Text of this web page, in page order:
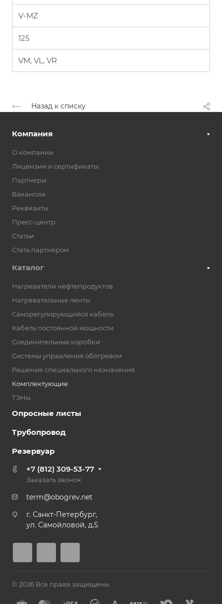
V-MZ
125
VM, VL, VR
Назад к списку
Компания
О компании
Лицензии и сертификаты
Партнеры
Вакансии
Реквизиты
Пресс-центр
Статьи
Стать партнером
Каталог
Нагреватели нефтепродуктов
Нагревательные ленты
Саморегулирующийся кабель
Кабель постоянной мощности
Соединительные коробки
Системы управления обогревом
Решения специального назначения
Комплектующие
ТЭНы
Опросные листы
Трубопровод
Резервуар
+7 (812) 309-53-77
Заказать звонок
term@obogrev.net
г. Санкт-Петербург,
ул. Самойловой, д.5
© 2026 Все права защищены.